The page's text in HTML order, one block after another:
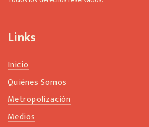
k
Links
Inicio
Quiénes Somos
Metropolización
Medios